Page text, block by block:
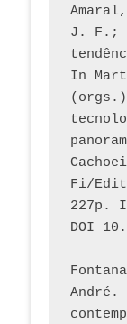
J. F.;
In
Fi/
227p.
DOI
André.